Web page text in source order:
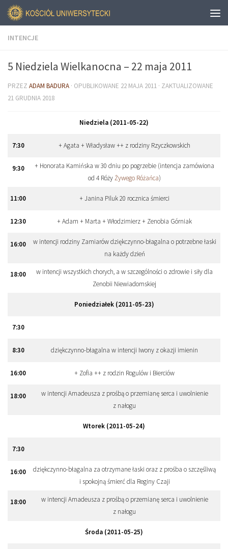
INTENCJE
5 Niedziela Wielkanocna – 22 maja 2011
PRZEZ ADAM BADURA · OPUBLIKOWANE 22 MAJA 2011 · ZAKTUALIZOWANE
21 GRUDNIA 2018
Niedziela (2011-05-22)
7:30 + Agata + Władysław ++ z rodziny Rzyczkowskich
9:30
+ Honorata Kamińska w 30 dniu po pogrzebie (intencja zamówiona
od 4 RóżyŻywego Różańca)
11:00 + Janina Piluk 20 rocznica śmierci
12:30 + Adam + Marta + Włodzimierz + Zenobia Górniak
16:00
w intencji rodziny Zamiarów dziękczynno-błagalna o potrzebne łaski
na każdy dzień
18:00
w intencji wszystkich chorych, a w szczególności o zdrowie i siły dla
Zenobii Niewiadomskiej
Poniedziałek (2011-05-23)
7:30
8:30 dziękczynno-błagalna w intencji Iwony z okazji imienin
16:00 + Zofia ++ z rodzin Rogulów i Bierciów
18:00
w intencji Amadeusza z prośbą o przemianę serca i uwolnienie
z nałogu
Wtorek (2011-05-24)
7:30
16:00
dziękczynno-błagalna za otrzymane łaski oraz z prośba o szczęśliwą
i spokojną śmierć dla Reginy Czaji
18:00
w intencji Amadeusza z prośbą o przemianę serca i uwolnienie
z nałogu
Środa (2011-05-25)